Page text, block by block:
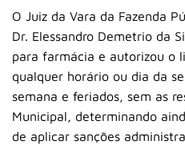
O Juiz da Vara da Fazenda
Dr. Elessandro Demetrio da
para farmácia e autorizou o
qualquer horário ou dia da
semana e feriados, sem as
Municipal, determinando
de aplicar sanções